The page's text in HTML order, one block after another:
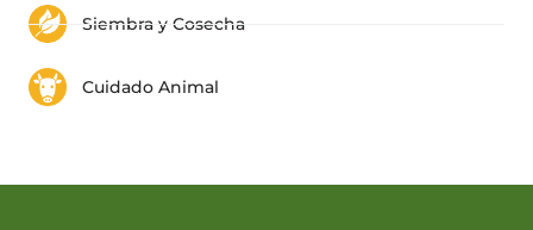
Siembra y Cosecha
Cuidado Animal